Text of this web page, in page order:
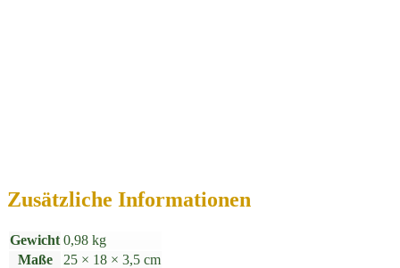
Zusätzliche Informationen
Gewicht 0,98 kg
Maße
25 × 18 × 3,5 cm